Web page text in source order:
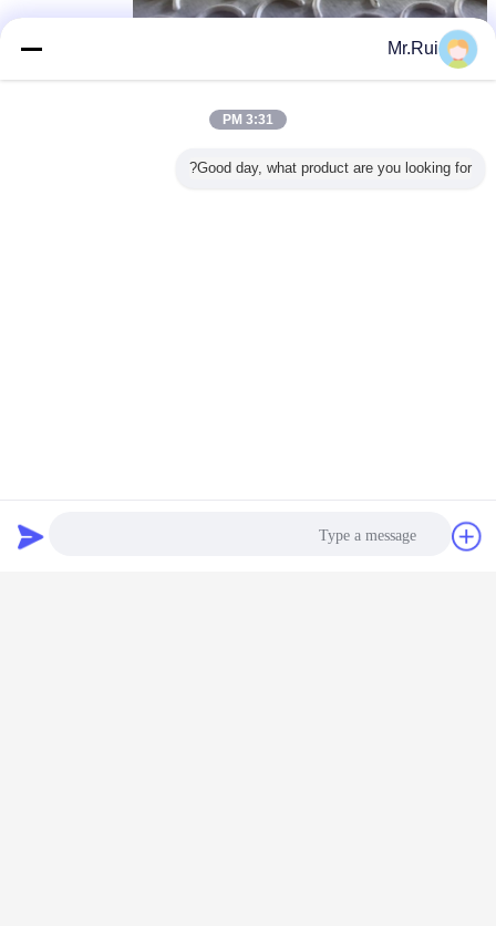
PVC conveyor belting
,
گپ
Mr.Rui
3:31 PM
Good day, what product are you looking for?